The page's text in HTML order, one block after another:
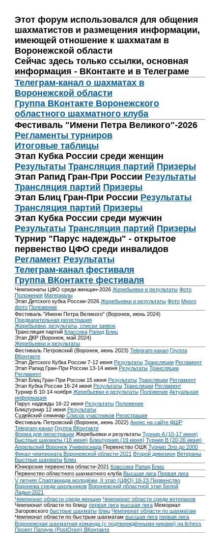
Этот форум использовался для общения
шахматистов и размещения информации,
имеющей отношение к шахматам в
Воронежской области
Сейчас здесь только ссылки, основная
информация - ВКонтакте и в Телеграме
Телеграм-канал о шахматах в
Воронежской области
Группа ВКонтакте Воронежского
областного шахматного клуба
Фестиваль "Имени Петра Великого"-2026
Регламенты турниров
Итоговые таблицы
Этап Кубка России среди женщин
Результаты Трансляция партий Призеры
Этап Рапид Гран-При России Результаты
Трансляция партий Призеры
Этап Блиц Гран-При России Результаты
Трансляция партий Призеры
Этап Кубка России среди мужчин
Результаты Трансляция партий Призеры
Турнир "Парус надежды" - открытое
первенство ЦФО среди инвалидов
Регламент Результаты
Телеграм-канал фестиваля
Группа ВКонтакте фестиваля
Чемпионаты ЦФО среди женщин-2026 Жеребьевки и результаты Фото
Положения Материалы
Этап Детского кубка России-2026 Жеребьевки и результаты Фото Много
фото Положение
Фестиваль "Имени Петра Великого" (Воронеж, июнь 2024)
Предварительная регистрация
Жеребьевки, результаты, списки заявок
Трансляция партий Классика Рапид Блиц
Этап ДКР (Воронеж, май 2024)
Жеребьевки и результаты
Фестиваль Петровский (Воронеж, июнь 2023) Telegram-канал Группа
ВКонтакте
Этап Детского Кубка России 7-12 июня Результаты Трансляции Регламент
Этап Рапид Гран-При России 13-14 июня Результаты Трансляции
Регламент
Этап Блиц Гран-При России 15 июня Результаты Трансляции Регламент
Этап Кубка России 16-24 июня Результаты Трансляции Регламент
Турнир Б 10-14 ноября Жеребьевки и результаты Положение Актуальная
информация
Парус надежды 16-22 июня Результаты Положение
Блицтурнир 12 июня Результаты
Судейский семинар Список участников Регистрация
Фестиваль Петровский (Воронеж, июнь 2022) Анонс на сайте ФШР
Telegram-канал Группа ВКонтакте
Форма для регистрации Жеребьевки и результаты Турнир A (10-17 июня)
Быстрые шахматы (18 июня) Блицтурнир (19 июня) Турнир B (20-26 июня)
Апрельский Воронеж Универсиада Первенство ОШК Турнир Эло до 2000
Финал чемпионата Воронежской области-2021 Второй дивизион Ветераны
Быстрые шахматы Блиц
Юниорские первенства области-2021 Классика Рапид Блиц
Первенство областного шахматного клуба Высшая лига Первая лига
V летняя Спартакиада молодёжи, II этап (ЦФО) 18-23 Первенство
Воронежа среди школьников Воронежский областной этап Белой
Ладьи-2021
Чемпионат области среди женщин Чемпионат области среди ветеранов
Чемпионат области по блицу первая лига высшая лига Мемориал
Загоровского быстрые шахматы блиц Чемпионат области по шахматам
Чемпионат области по быстрым шахматам высшая лига первая лига
Воронежская шахматная команда (с подтверждёнными никами) на lichess
Проект Патиум (PostOrion) ВКонтакте